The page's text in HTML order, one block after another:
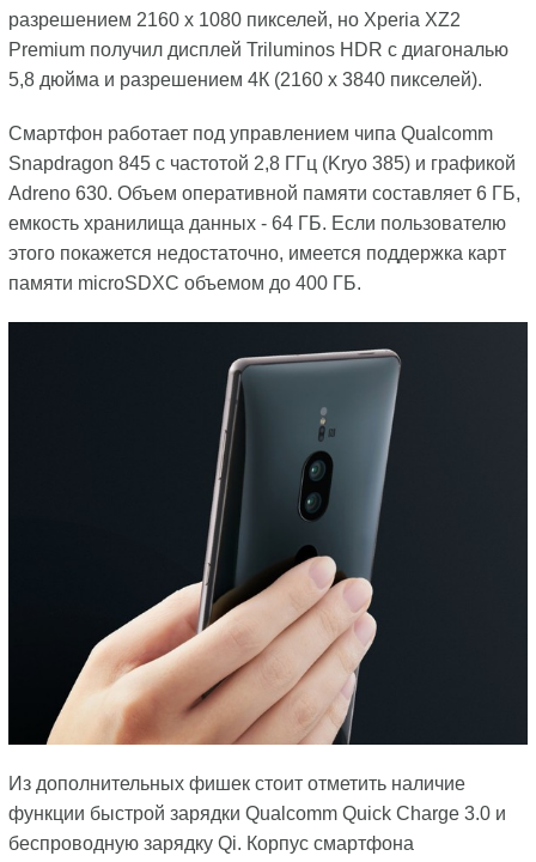
разрешением 2160 х 1080 пикселей, но Xperia XZ2
Premium получил дисплей Triluminos HDR с диагональю
5,8 дюйма и разрешением 4К (2160 x 3840 пикселей).
Смартфон работает под управлением чипа Qualcomm
Snapdragon 845 с частотой 2,8 ГГц (Kryo 385) и графикой
Adreno 630. Объем оперативной памяти составляет 6 ГБ,
емкость хранилища данных - 64 ГБ. Если пользователю
этого покажется недостаточно, имеется поддержка карт
памяти microSDXC объемом до 400 ГБ.
Из дополнительных фишек стоит отметить наличие
функции быстрой зарядки Qualcomm Quick Charge 3.0 и
беспроводную зарядку Qi. Корпус смартфона